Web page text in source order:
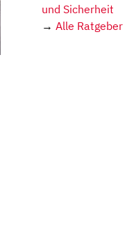
und Sicherheit
→ Alle Ratgeber